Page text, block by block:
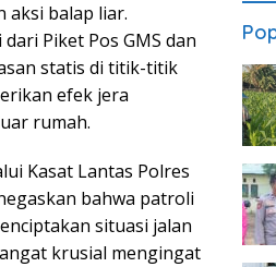
aksi balap liar.
Piket Pos GMS dan
statis di titik-titik
efek jera
rumah.
Kasat Lantas Polres
bahwa patroli
situasi jalan
krusial mengingat